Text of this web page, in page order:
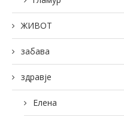
ЖИВОТ
забава
здравје
Елена